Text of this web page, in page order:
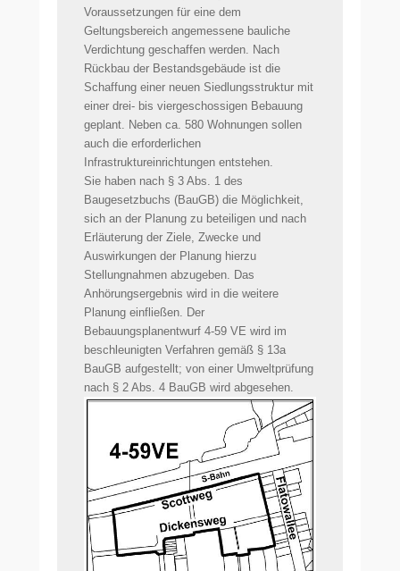
Voraussetzungen für eine dem
Geltungsbereich angemessene bauliche
Verdichtung geschaffen werden. Nach
Rückbau der Bestandsgebäude ist die
Schaffung einer neuen Siedlungsstruktur mit
einer drei- bis viergeschossigen Bebauung
geplant. Neben ca. 580 Wohnungen sollen
auch die erforderlichen
Infrastruktureinrichtungen entstehen.
Sie haben nach § 3 Abs. 1 des
Baugesetzbuchs (BauGB) die Möglichkeit,
sich an der Planung zu beteiligen und nach
Erläuterung der Ziele, Zwecke und
Auswirkungen der Planung hierzu
Stellungnahmen abzugeben. Das
Anhörungsergebnis wird in die weitere
Planung einfließen. Der
Bebauungsplanentwurf 4-59 VE wird im
beschleunigten Verfahren gemäß § 13a
BauGB aufgestellt; von einer Umweltprüfung
nach § 2 Abs. 4 BauGB wird abgesehen.